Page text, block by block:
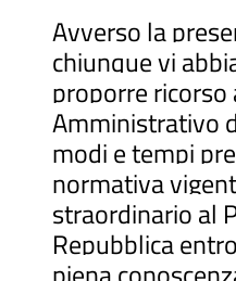
Avverso la
chiunque vi
proporre ricorso
Amministrativo
modi e tempi
normativa
straordinario al
Repubblica